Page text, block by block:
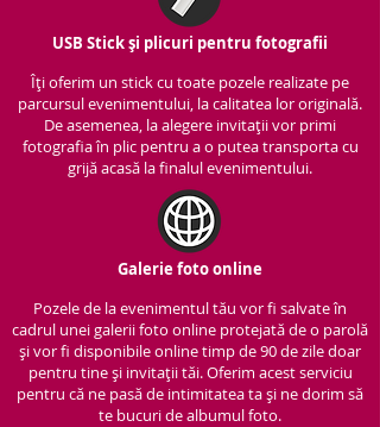
USB Stick și plicuri pentru fotografii
Îți oferim un stick cu toate pozele realizate pe
parcursul evenimentului, la calitatea lor originală.
De asemenea, la alegere invitații vor primi
fotografia în plic pentru a o putea transporta cu
grijă acasă la finalul evenimentului.
Galerie foto online
Pozele de la evenimentul tău vor fi salvate în
cadrul unei galerii foto online protejată de o parolă
și vor fi disponibile online timp de 90 de zile doar
pentru tine și invitații tăi. Oferim acest serviciu
pentru că ne pasă de intimitatea ta și ne dorim să
te bucuri de albumul foto.